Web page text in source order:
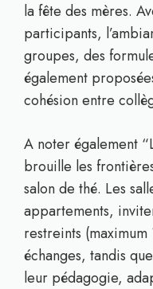
la fête des mères.
participants,
groupes, des
également
cohésion entre
A noter également
brouille les
salon de thé. Les
appartements,
restreints
échanges, tandis
leur pédagogie,